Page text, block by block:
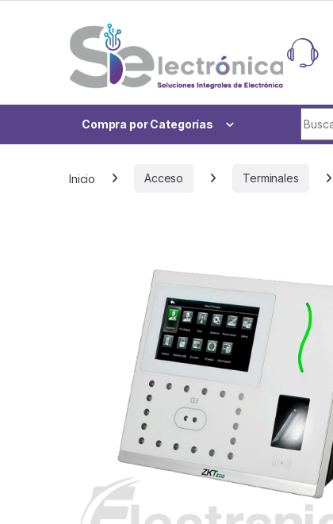
Compra por Categorías
Inicio Acceso Terminales